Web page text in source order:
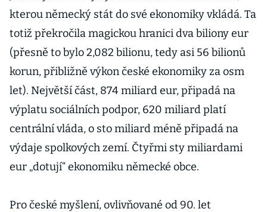
kterou německý stát do své ekonomiky vkládá. Ta
totiž překročila magickou hranici dva biliony eur
(přesně to bylo 2,082 bilionu, tedy asi 56 bilionů
korun, přibližně výkon české ekonomiky za osm
let). Největší část, 874 miliard eur, připadá na
výplatu sociálních podpor, 620 miliard platí
centrální vláda, o sto miliard méně připadá na
výdaje spolkových zemí. Čtyřmi sty miliardami
eur „dotují“ ekonomiku německé obce.
Pro české myšlení, ovlivňované od 90. let